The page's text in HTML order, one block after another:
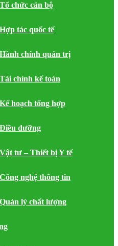
chức cán bộ
tác quốc tế
chính quản trị
chính kế toán
hoạch tổng hợp
dưỡng
tư – Thiết bị Y tế
nghệ thông tin
lý chất lượng